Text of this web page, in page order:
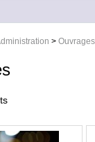
> Ouvrages